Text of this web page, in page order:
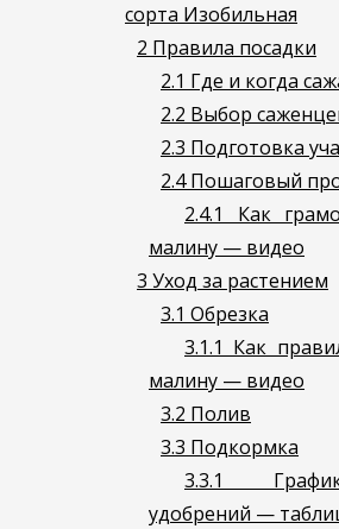
сорта Изобильная
2 Правила посадки
2.1 Где и когда
2.2 Выбор
2.3 Подготовка
2.4Пошаговый
2.4.1
Как
малину — видео
3 Уход за растением
3.1 Обрезка
3.1.1 Как
малину — видео
3.2 Полив
3.3 Подкормка
3.3.1
удобрений —